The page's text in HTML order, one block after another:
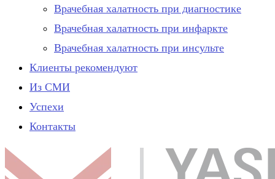
Врачебная халатность при диагностике
Врачебная халатность при инфаркте
Врачебная халатность при инсульте
Клиенты рекомендуют
Из СМИ
Успехи
Контакты